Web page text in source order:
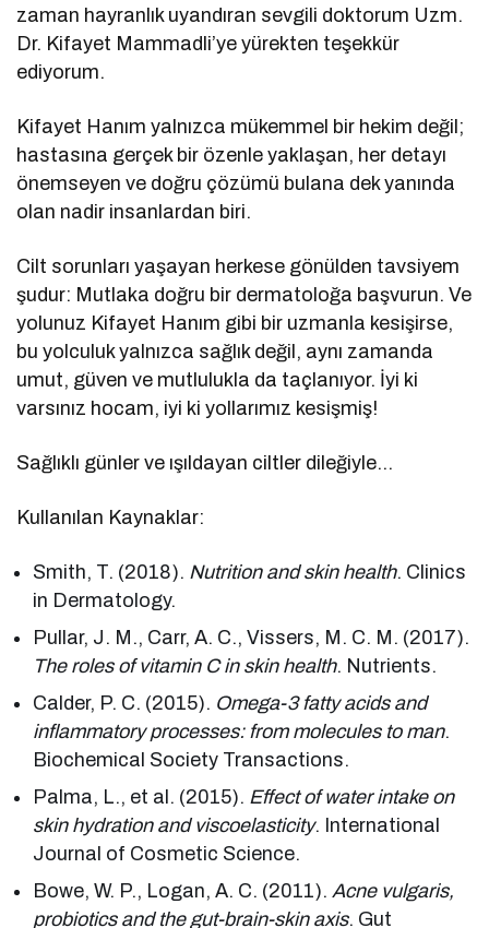
zaman hayranlık uyandıran sevgili doktorum Uzm.
Dr. Kifayet Mammadli’ye yürekten teşekkür
ediyorum.
Kifayet Hanım yalnızca mükemmel bir hekim değil;
hastasına gerçek bir özenle yaklaşan, her detayı
önemseyen ve doğru çözümü bulana dek yanında
olan nadir insanlardan biri.
Cilt sorunları yaşayan herkese gönülden tavsiyem
şudur: Mutlaka doğru bir dermatoloğa başvurun. Ve
yolunuz Kifayet Hanım gibi bir uzmanla kesişirse,
bu yolculuk yalnızca sağlık değil, aynı zamanda
umut, güven ve mutlulukla da taçlanıyor. İyi ki
varsınız hocam, iyi ki yollarımız kesişmiş!
Sağlıklı günler ve ışıldayan ciltler dileğiyle…
Kullanılan Kaynaklar:
Smith, T. (2018). Nutrition and skin health. Clinics
in Dermatology.
Pullar, J. M., Carr, A. C., Vissers, M. C. M. (2017).
The roles of vitamin C in skin health. Nutrients.
Calder, P. C. (2015). Omega-3 fatty acids and
inflammatory processes: from molecules to man.
Biochemical Society Transactions.
Palma, L., et al. (2015). Effect of water intake on
skin hydration and viscoelasticity. International
Journal of Cosmetic Science.
Bowe, W. P., Logan, A. C. (2011).Acne vulgaris,
probiotics and the gut-brain-skin axis. Gut